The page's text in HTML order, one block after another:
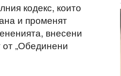
кодекс, които
и променят
внесени
„Обединени